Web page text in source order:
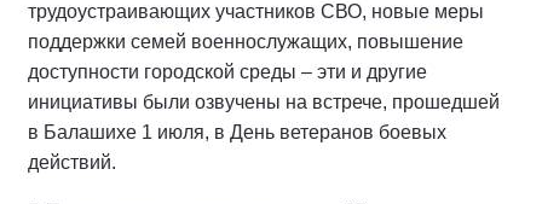
трудоустраивающих участников СВО, новые меры
поддержки семей военнослужащих, повышение
доступности городской среды – эти и другие
инициативы были озвучены на встрече, прошедшей
в Балашихе 1 июля, в День ветеранов боевых
действий.